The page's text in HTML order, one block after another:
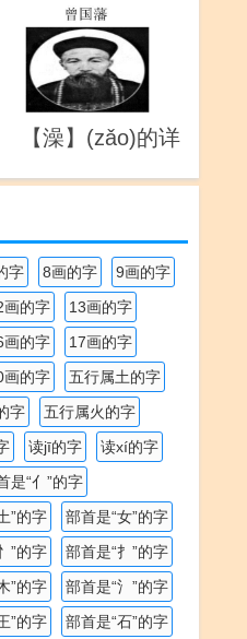
【澡】(zǎo)的详
字 8画的字
9画的字
画的字
13画的字
画的字
17画的字
画的字
五行属土的字
字
五行属火的字
读jī的字
读xí的字
是“亻”的字
”的字
部首是“女”的字
”的字
部首是“扌”的字
”的字
部首是“氵”的字
”的字
部首是“石”的字